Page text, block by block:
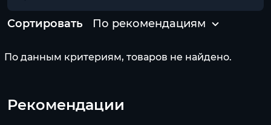
Сортировать По рекомендациям
По данным критериям, товаров не найдено.
Рекомендации